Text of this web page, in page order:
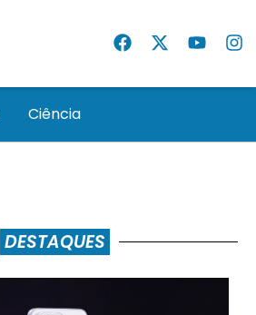
Ciência
DESTAQUES